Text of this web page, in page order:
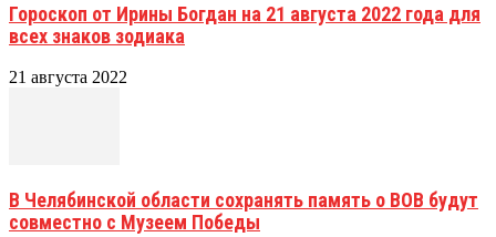
Гороскоп от Ирины Богдан на 21 августа 2022 года для
всех знаков зодиака
21 августа 2022
В Челябинской области сохранять память о ВОВ будут
совместно с Музеем Победы